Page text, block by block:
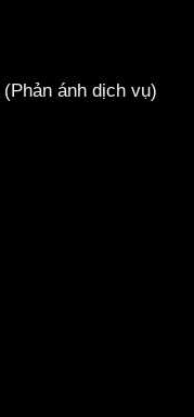
(Phản ánh dịch vụ)